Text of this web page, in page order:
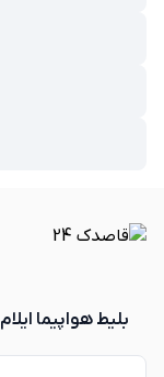
بلیط هواپیما ایلام